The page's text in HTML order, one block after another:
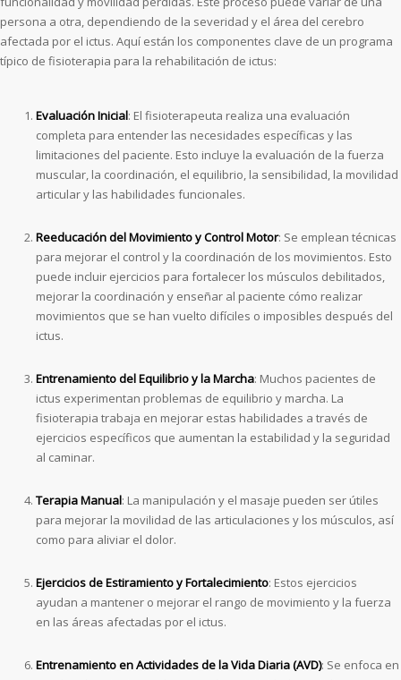
persona a otra, dependiendo de la severidad y el área del cerebro
afectada por el ictus. Aquí están los componentes clave de un programa
típico de fisioterapia para la rehabilitación de ictus:
Evaluación Inicial: El fisioterapeuta realiza una evaluación
completa para entender las necesidades específicas y las
limitaciones del paciente. Esto incluye la evaluación de la fuerza
muscular, la coordinación, el equilibrio, la sensibilidad, la movilidad
articular y las habilidades funcionales.
Reeducación del Movimiento y Control Motor: Se emplean técnicas
para mejorar el control y la coordinación de los movimientos. Esto
puede incluir ejercicios para fortalecer los músculos debilitados,
mejorar la coordinación y enseñar al paciente cómo realizar
movimientos que se han vuelto difíciles o imposibles después del
ictus.
Entrenamiento del Equilibrio y la Marcha: Muchos pacientes de
ictus experimentan problemas de equilibrio y marcha. La
fisioterapia trabaja en mejorar estas habilidades a través de
ejercicios específicos que aumentan la estabilidad y la seguridad
al caminar.
Terapia Manual: La manipulación y el masaje pueden ser útiles
para mejorar la movilidad de las articulaciones y los músculos, así
como para aliviar el dolor.
Ejercicios de Estiramiento y Fortalecimiento: Estos ejercicios
ayudan a mantener o mejorar el rango de movimiento y la fuerza
en las áreas afectadas por el ictus.
Entrenamiento en Actividades de la Vida Diaria (AVD): Se enfoca en